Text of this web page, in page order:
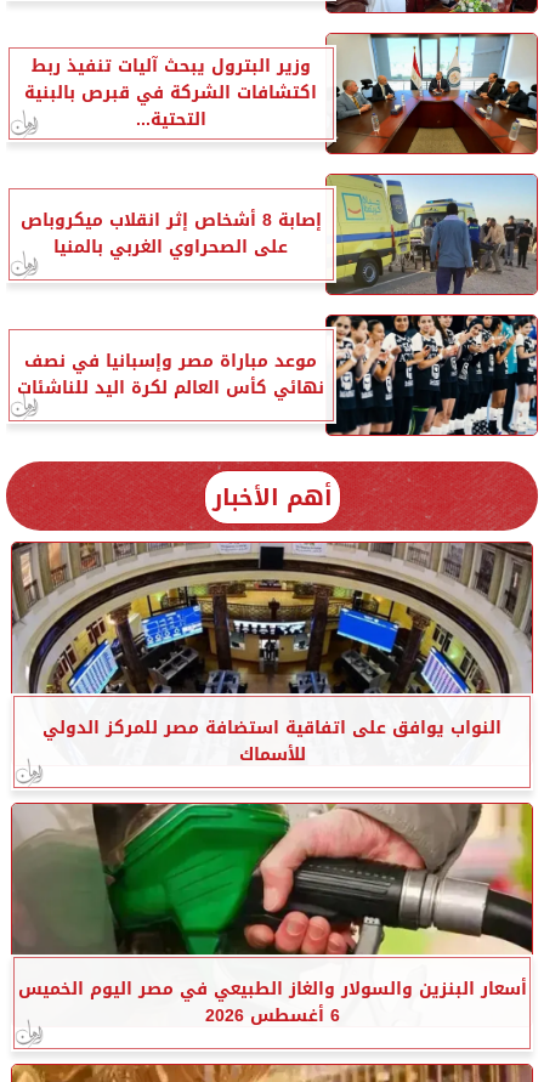
وزير البترول يبحث آليات تنفيذ ربط
اكتشافات الشركة في قبرص بالبنية
التحتية...
إصابة 8 أشخاص إثر انقلاب ميكروباص
على الصحراوي الغربي بالمنيا
موعد مباراة مصر وإسبانيا في نصف
نهائي كأس العالم لكرة اليد للناشئات
أهم الأخبار
النواب يوافق على اتفاقية استضافة مصر للمركز الدولي
للأسماك
أسعار البنزين والسولار والغاز الطبيعي في مصر اليوم الخميس
6 أغسطس 2026